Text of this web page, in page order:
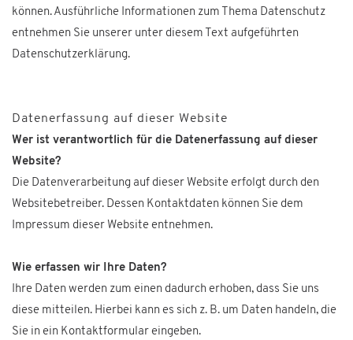
können. Ausführliche Informationen zum Thema Datenschutz
entnehmen Sie unserer unter diesem Text aufgeführten
Datenschutzerklärung.
Datenerfassung auf dieser Website
Wer ist verantwortlich für die Datenerfassung auf dieser
Website?
Die Datenverarbeitung auf dieser Website erfolgt durch den
Websitebetreiber. Dessen Kontaktdaten können Sie dem
Impressum dieser Website entnehmen.
Wie erfassen wir Ihre Daten?
Ihre Daten werden zum einen dadurch erhoben, dass Sie uns
diese mitteilen. Hierbei kann es sich z. B. um Daten handeln, die
Sie in ein Kontaktformular eingeben.